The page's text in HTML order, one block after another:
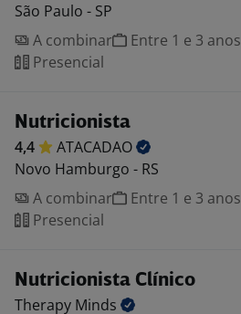
São Paulo - SP
A combinar
Entre 1 e 3 anos
Presencial
Nutricionista
4,4
ATACADAO
Novo Hamburgo - RS
A combinar
Entre 1 e 3 anos
Presencial
Nutricionista Clínico
Therapy Minds